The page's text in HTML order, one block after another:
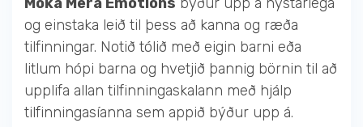
og einstaka leið til þess að kanna og ræða
tilfinningar. Notið tólið með eigin barni eða
litlum hópi barna og hvetjið þannig börnin til að
upplifa allan tilfinningaskalann með hjálp
tilfinningasíanna sem appið býður upp á.